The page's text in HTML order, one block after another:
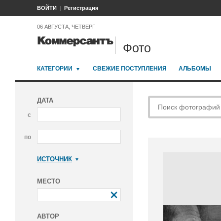
ВОЙТИ Регистрация
06 АВГУСТА, ЧЕТВЕРГ
Фото
КАТЕГОРИИ СВЕЖИЕ ПОСТУПЛЕНИЯ АЛЬБОМЫ
ДАТА
с
по
ИСТОЧНИК
МЕСТО
АВТОР